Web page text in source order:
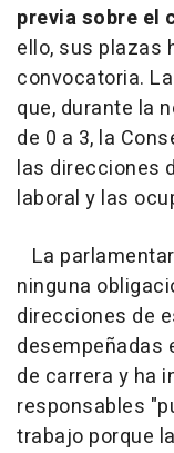
previa sobre el
ello, sus plazas
convocatoria.
que, durante la
de 0 a 3, la
las direcciones
laboral y las
La
ninguna
direcciones de
desempeñadas
de carrera y ha
responsables
trabajo porque